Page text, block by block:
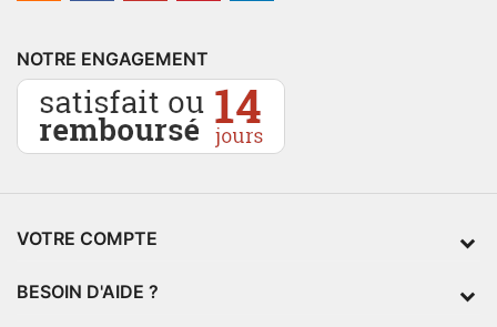
NOTRE ENGAGEMENT
VOTRE COMPTE
BESOIN D'AIDE ?